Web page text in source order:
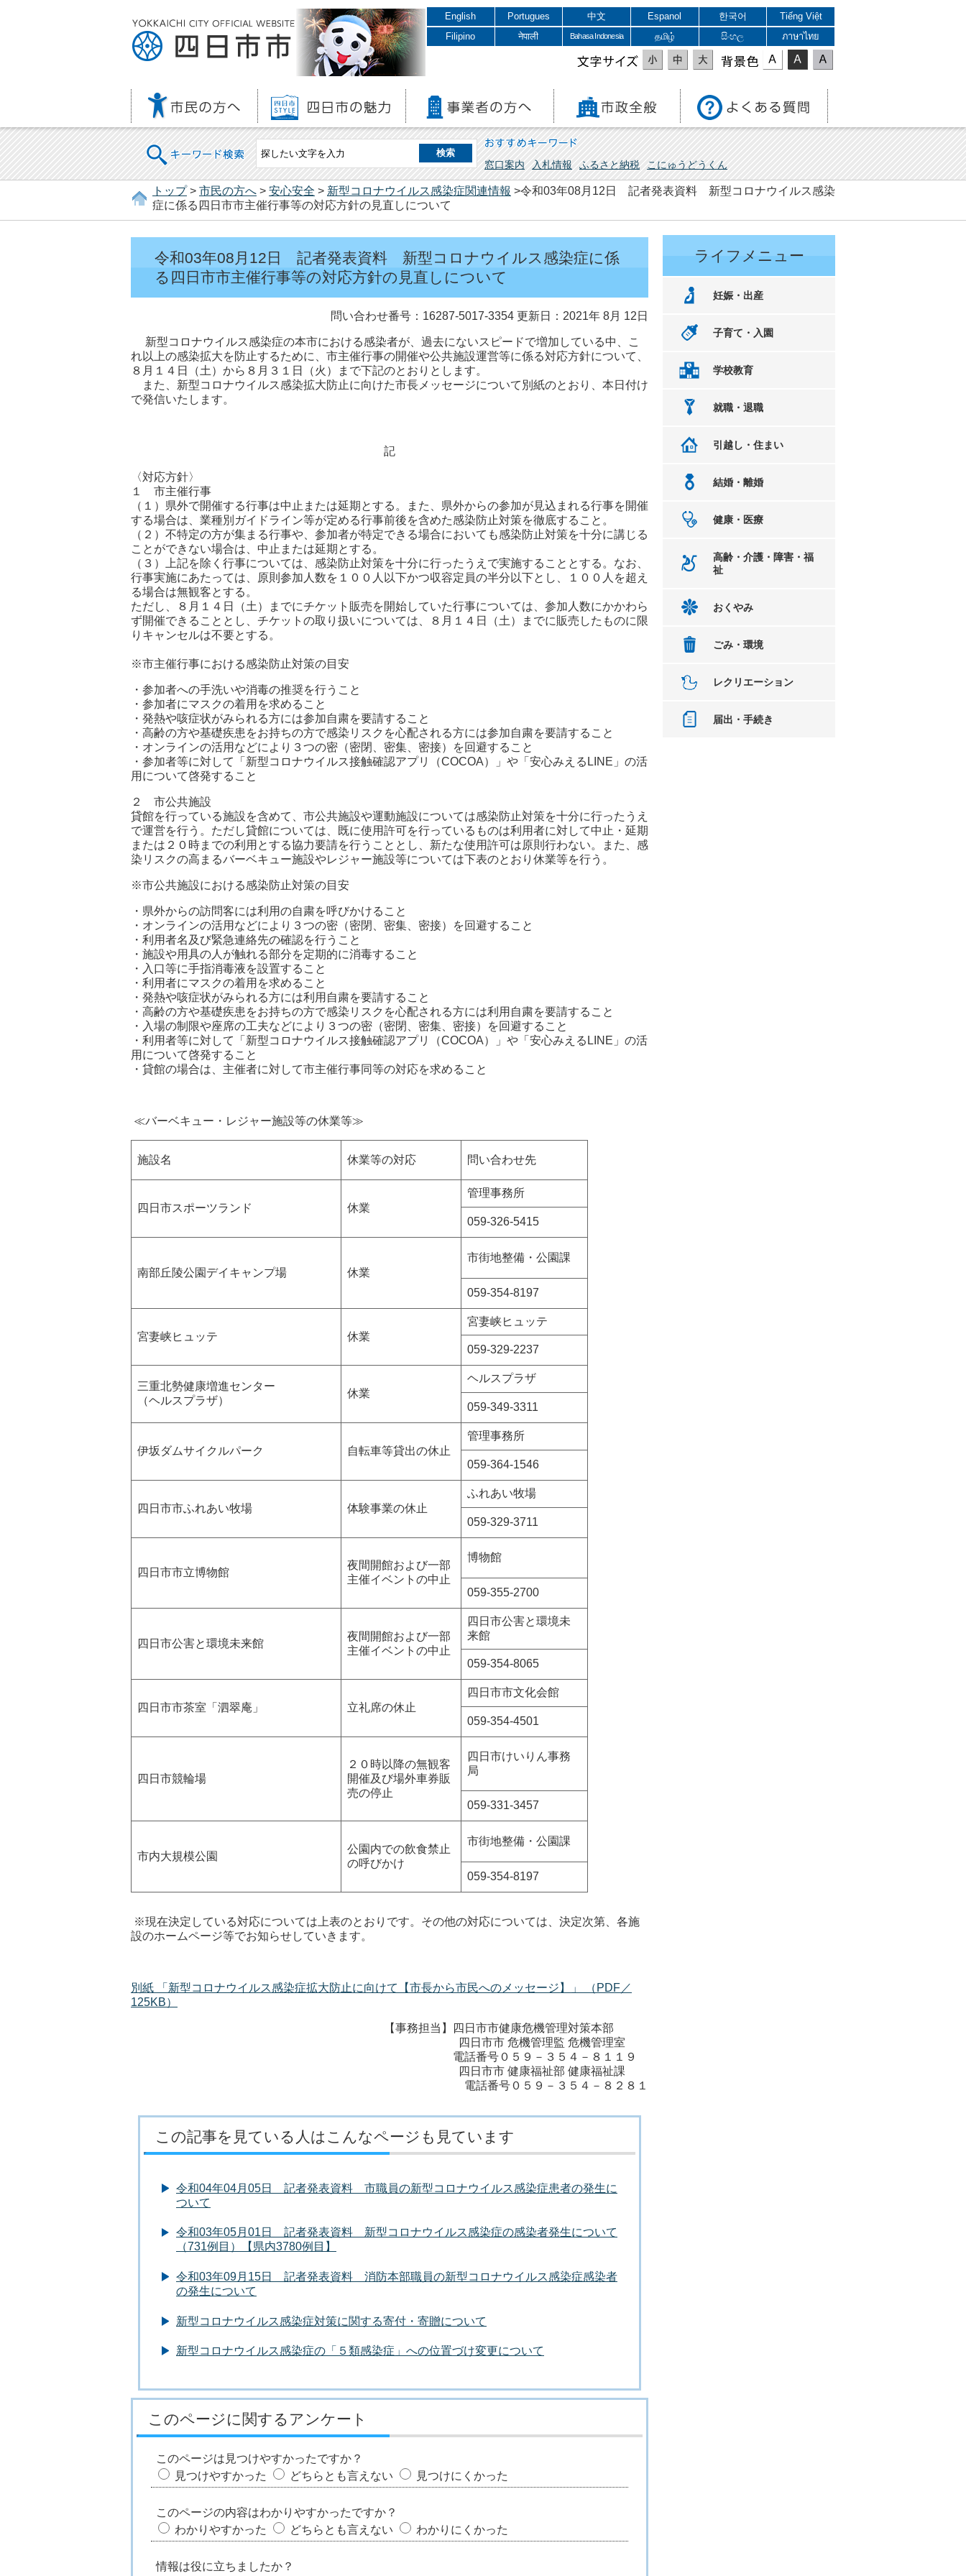
English Portugues 中文 Espanol 한국어
Tiếng Việt
Filipino
नेपाली Bahasa Indonesia தமிழ் සිංහල ภาษาไทย
文字サイズ 表示色
キーワード検索 おすすめキーワード
窓口案内 入札情報 ふるさと納税 こにゅうどうくん
トップ> 市民の方へ > 安心安全 > 新型コロナウイルス感染症関連情報 >令和03年08月12日 記者発表資料 新型コロナウイルス感染
症に係る四日市市主催行事等の対応方針の見直しについて
令和03年08月12日 記者発表資料 新型コロナウイルス感染症に係
る四日市市主催行事等の対応方針の見直しについて
問い合わせ番号：16287-5017-3354 更新日：2021年 8月 12日
新型コロナウイルス感染症の本市における感染者が、過去にないスピードで増加している中、こ
れ以上の感染拡大を防止するために、市主催行事の開催や公共施設運営等に係る対応方針について、
８月１４日（土）から８月３１日（火）まで下記のとおりとします。
また、新型コロナウイルス感染拡大防止に向けた市長メッセージについて別紙のとおり、本日付け
で発信いたします。
記
〈対応方針〉
１ 市主催行事
（１）県外で開催する行事は中止または延期とする。また、県外からの参加が見込まれる行事を開催
する場合は、業種別ガイドライン等が定める行事前後を含めた感染防止対策を徹底すること。
（２）不特定の方が集まる行事や、参加者が特定できる場合においても感染防止対策を十分に講じる
ことができない場合は、中止または延期とする。
（３）上記を除く行事については、感染防止対策を十分に行ったうえで実施することとする。なお、
行事実施にあたっては、原則参加人数を１００人以下かつ収容定員の半分以下とし、１００人を超え
る場合は無観客とする。
ただし、８月１４日（土）までにチケット販売を開始していた行事については、参加人数にかかわら
ず開催できることとし、チケットの取り扱いについては、８月１４日（土）までに販売したものに限
りキャンセルは不要とする。
※市主催行事における感染防止対策の目安
・参加者への手洗いや消毒の推奨を行うこと
・参加者にマスクの着用を求めること
・発熱や咳症状がみられる方には参加自粛を要請すること
・高齢の方や基礎疾患をお持ちの方で感染リスクを心配される方には参加自粛を要請すること
・オンラインの活用などにより３つの密（密閉、密集、密接）を回避すること
・参加者等に対して「新型コロナウイルス接触確認アプリ（COCOA）」や「安心みえるLINE」の活
用について啓発すること
２ 市公共施設
貸館を行っている施設を含めて、市公共施設や運動施設については感染防止対策を十分に行ったうえ
で運営を行う。ただし貸館については、既に使用許可を行っているものは利用者に対して中止・延期
または２０時までの利用とする協力要請を行うこととし、新たな使用許可は原則行わない。また、感
染リスクの高まるバーベキュー施設やレジャー施設等については下表のとおり休業等を行う。
※市公共施設における感染防止対策の目安
・県外からの訪問客には利用の自粛を呼びかけること
・オンラインの活用などにより３つの密（密閉、密集、密接）を回避すること
・利用者名及び緊急連絡先の確認を行うこと
・施設や用具の人が触れる部分を定期的に消毒すること
・入口等に手指消毒液を設置すること
・利用者にマスクの着用を求めること
・発熱や咳症状がみられる方には利用自粛を要請すること
・高齢の方や基礎疾患をお持ちの方で感染リスクを心配される方には利用自粛を要請すること
・入場の制限や座席の工夫などにより３つの密（密閉、密集、密接）を回避すること
・利用者等に対して「新型コロナウイルス接触確認アプリ（COCOA）」や「安心みえるLINE」の活
用について啓発すること
・貸館の場合は、主催者に対して市主催行事同等の対応を求めること
≪バーベキュー・レジャー施設等の休業等≫
施設名 休業等の対応 問い合わせ先
四日市スポーツランド 休業
管理事務所
059-326-5415
南部丘陵公園デイキャンプ場 休業
市街地整備・公園課
059-354-8197
宮妻峡ヒュッテ 休業
宮妻峡ヒュッテ
059-329-2237
三重北勢健康増進センター
（ヘルスプラザ）
休業
ヘルスプラザ
059-349-3311
伊坂ダムサイクルパーク 自転車等貸出の休止
管理事務所
059-364-1546
四日市市ふれあい牧場 体験事業の休止
ふれあい牧場
059-329-3711
四日市市立博物館
夜間開館および一部
主催イベントの中止
博物館
059-355-2700
四日市公害と環境未来館
夜間開館および一部
主催イベントの中止
四日市公害と環境未
来館
059-354-8065
四日市市茶室「泗翠庵」 立礼席の休止
四日市市文化会館
059-354-4501
四日市競輪場
２０時以降の無観客
開催及び場外車券販
売の停止
四日市けいりん事務
局
059-331-3457
市内大規模公園
公園内での飲食禁止
の呼びかけ
市街地整備・公園課
059-354-8197
※現在決定している対応については上表のとおりです。その他の対応については、決定次第、各施
設のホームページ等でお知らせしていきます。
別紙 「新型コロナウイルス感染症拡大防止に向けて【市長から市民へのメッセージ】」 （PDF／
125KB）
【事務担当】四日市市健康危機管理対策本部
四日市市 危機管理監 危機管理室
電話番号０５９－３５４－８１１９
四日市市 健康福祉部 健康福祉課
電話番号０５９－３５４－８２８１
この記事を見ている人はこんなページも見ています
令和04年04月05日 記者発表資料 市職員の新型コロナウイルス感染症患者の発生に
ついて
令和03年05月01日 記者発表資料 新型コロナウイルス感染症の感染者発生について
（731例目）【県内3780例目】
令和03年09月15日 記者発表資料 消防本部職員の新型コロナウイルス感染症感染者
の発生について
新型コロナウイルス感染症対策に関する寄付・寄贈について
新型コロナウイルス感染症の「５類感染症」への位置づけ変更について
このページに関するアンケート
このページは見つけやすかったですか？
見つけやすかった
どちらとも言えない 見つけにくかった
このページの内容はわかりやすかったですか？
わかりやすかった
どちらとも言えない わかりにくかった
情報は役に立ちましたか？
ライフメニュー
妊娠・出産
子育て・入園
学校教育
就職・退職
引越し・住まい
結婚・離婚
健康・医療
高齢・介護・障害・福
祉
おくやみ
ごみ・環境
レクリエーション
届出・手続き